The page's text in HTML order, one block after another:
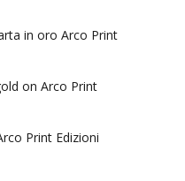
in oro Arco Print
on Arco Print
Print Edizioni